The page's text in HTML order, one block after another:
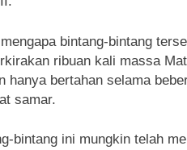
bintang-bintang
ribuan kali massa
hanya bertahan selama
samar.
bintang ini mungkin telah